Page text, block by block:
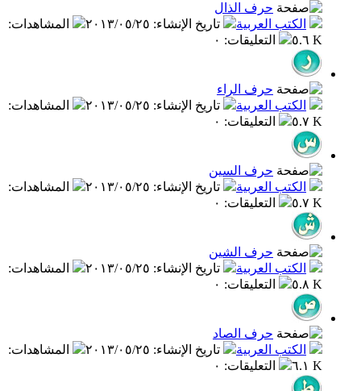
حرف الذال
الكتب العربية
تاريخ الإنشاء: ٢٠١٣/٠٥/٢٥ المشاهدات:
٥.٦ K
التعليقات: ٠
حرف الراء
الكتب العربية
تاريخ الإنشاء: ٢٠١٣/٠٥/٢٥ المشاهدات:
٥.٧ K
التعليقات: ٠
حرف السين
الكتب العربية
تاريخ الإنشاء: ٢٠١٣/٠٥/٢٥ المشاهدات:
٥.٧ K
التعليقات: ٠
حرف الشين
الكتب العربية
تاريخ الإنشاء: ٢٠١٣/٠٥/٢٥ المشاهدات:
٥.٨ K
التعليقات: ٠
حرف الصاد
الكتب العربية
تاريخ الإنشاء: ٢٠١٣/٠٥/٢٥ المشاهدات:
٦.١ K
التعليقات: ٠